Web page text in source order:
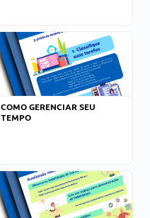
COMO GERENCIAR SEU
TEMPO